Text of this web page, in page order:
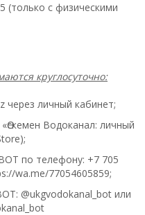
(только с физическими
круглосуточно:
через личный кабинет;
Водоканал: личный
по телефону: +7 705
wa.me/77054605859;
@ukgvodokanal_bot или